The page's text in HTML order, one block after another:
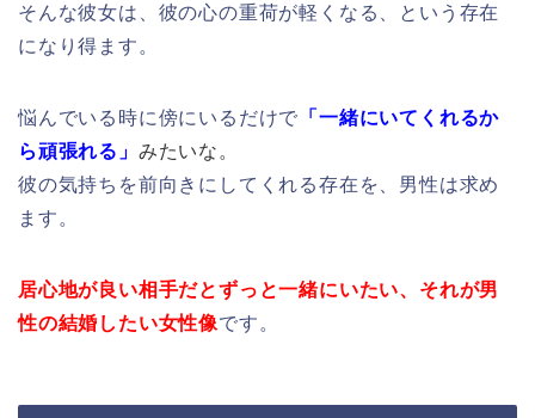
そんな彼女は、彼の心の重荷が軽くなる、という存在
になり得ます。
悩んでいる時に傍にいるだけで 「一緒にいてくれるか
ら頑張れる」 みたいな。
彼の気持ちを前向きにしてくれる存在を、 男性は求め
ます。
居心地が良い相手だとずっと一緒にいたい、 それが男
性の結婚したい女性像です 。